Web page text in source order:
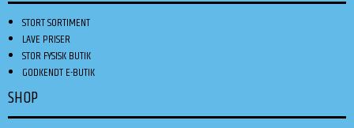
STORT SORTIMENT
LAVE PRISER
STOR FYSISK BUTIK
GODKENDT E-BUTIK
SHOP